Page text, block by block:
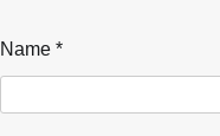
Name *